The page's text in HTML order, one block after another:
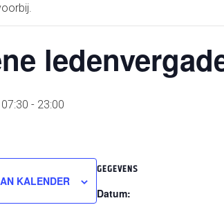
- 23:00
KALENDER
GEGEVENS
Datum: